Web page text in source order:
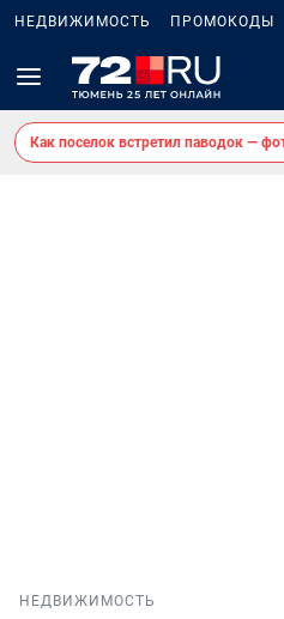
НЕДВИЖИМОСТЬ ПРОМОКОДЫ
Как поселок встретил паводок —
НЕДВИЖИМОСТЬ